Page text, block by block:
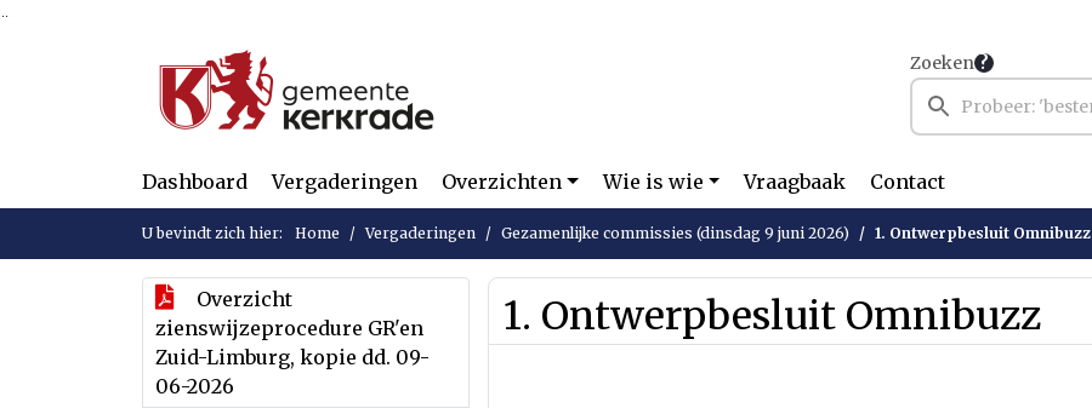
Zoeken
Dashboard Vergaderingen Overzichten Wie is wie Vraagbaak Contact
U bevindt zich hier: Home Vergaderingen Gezamenlijke commissies (dinsdag 9 juni 2026) 1. Ontwerpbesluit Omnibuzz
Overzicht
zienswijzeprocedure GR'en
Zuid-Limburg, kopie dd. 09-
06-2026
1. Ontwerpbesluit Omnibuzz